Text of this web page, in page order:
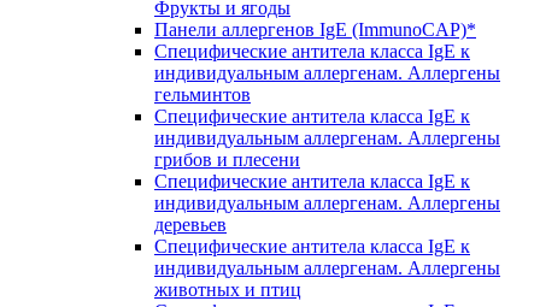
Фрукты и ягоды
Панели аллергенов IgE (ImmunoCAP)*
Специфические антитела класса IgE к
индивидуальным аллергенам. Аллергены
гельминтов
Специфические антитела класса IgE к
индивидуальным аллергенам. Аллергены
грибов и плесени
Специфические антитела класса IgE к
индивидуальным аллергенам. Аллергены
деревьев
Специфические антитела класса IgE к
индивидуальным аллергенам. Аллергены
животных и птиц